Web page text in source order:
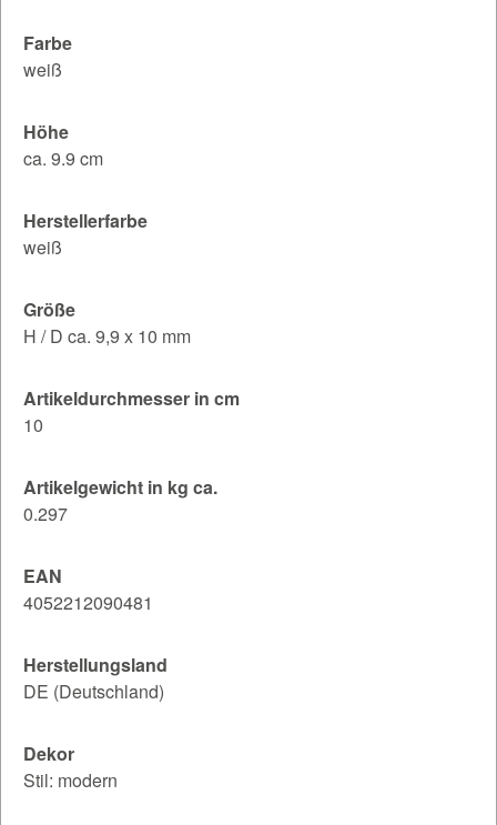
Farbe
weiß
Höhe
ca. 9.9 cm
Herstellerfarbe
weiß
Größe
H / D ca. 9,9 x 10 mm
Artikeldurchmesser in cm
10
Artikelgewicht in kg ca.
0.297
EAN
4052212090481
Herstellungsland
DE (Deutschland)
Dekor
Stil: modern